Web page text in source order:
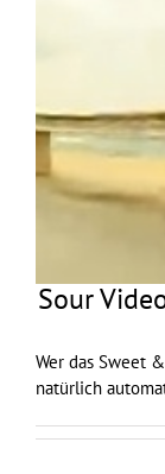
Sour
Wer das Sweet
natürlich